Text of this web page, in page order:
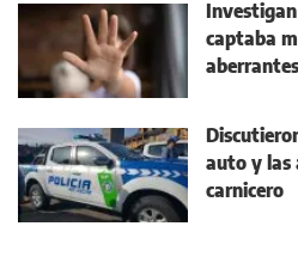
captaba
auto y las
carnicero